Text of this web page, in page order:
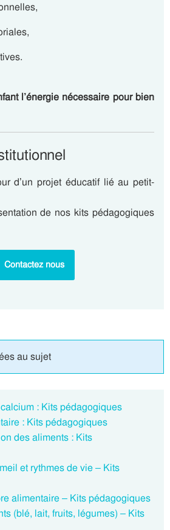
l’énergie nécessaire pour bien
d’un projet éducatif lié au petit-
de nos kits pédagogiques
Contactez nous
au sujet
: Kits pédagogiques
: Kits pédagogiques
des aliments : Kits
et rythmes de vie – Kits
alimentaire – Kits pédagogiques
(blé, lait, fruits, légumes) – Kits